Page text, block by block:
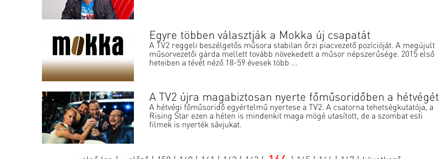
Egyre többen választják a Mokka új csapatát
A TV2 reggeli beszélgetős műsora stabilan őrzi piacvezető pozícióját. A megújult
műsorvezetői gárda mellett tovább növekedett a műsor népszerűsége. 2015 első
heteiben a tévét néző 18-59 évesek több ...
A TV2 újra magabiztosan nyerte főműsoridőben a hétvégét
A hétvégi főműsoridő egyértelmű nyertese a TV2. A csatorna tehetségkutatója, a
Rising Star ezen a héten is mindenkit maga mögé utasított, de a szombat esti
filmek is nyerték sávjukat.